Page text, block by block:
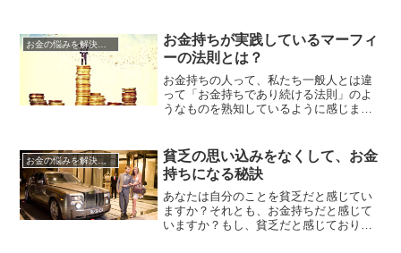
済の成長と共に時代の波に乗ることがで
きたラッキーな人も多くおられるでしょ
うが、お金を増やすチャンスというのは
時代の流れだけでなく、不況が続く...
お金の悩みを解決する方法
お金持ちが実践しているマーフィ
ーの法則とは？
お金持ちの人って、私たち一般人とは違
って「お金持ちであり続ける法則」のよ
うなものを熟知しているように感じます
いる様子がうかがえます。彼らがお金持
ちでい続けるために、どのような心構え
で何を実践しているのかを、今回は調べ
てみました。すると浮かび上がった...
お金の悩みを解決する方法
貧乏の思い込みをなくして、お金
持ちになる秘訣
あなたは自分のことを貧乏だと感じてい
ますか？それとも、お金持ちだと感じて
いますか？もし、貧乏だと感じており、